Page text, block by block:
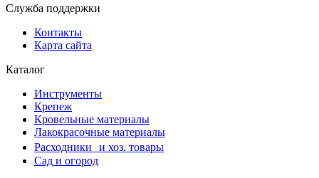
Служба поддержки
Контакты
Карта сайта
Каталог
Инструменты
Крепеж
Кровельные материалы
Лакокрасочные материалы
Расходники и хоз. товары
Сад и огород